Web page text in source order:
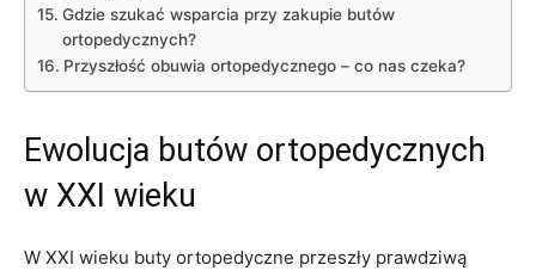
Gdzie szukać wsparcia przy zakupie butów
ortopedycznych?
Przyszłość obuwia ortopedycznego – co nas czeka?
Ewolucja butów ortopedycznych
w XXI wieku
W XXI wieku buty ortopedyczne przeszły prawdziwą